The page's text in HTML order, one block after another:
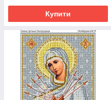
Купити